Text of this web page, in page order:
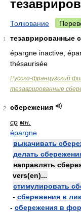
Толкование
1
тезаврированные
épargne inactive,
thésaurisée
Русско-французский
тезаврированные
2
сбережения
ср мн.
épargne
выкачивать
делать
направлять
vers(en)...
стимулировать
- сбережения в
- сбережения в